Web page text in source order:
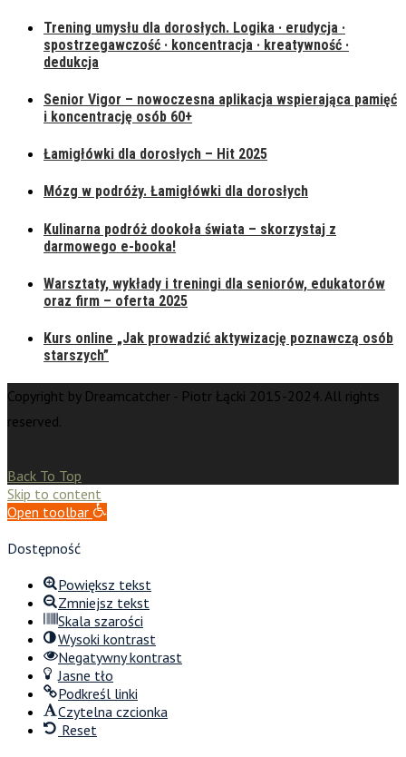
Trening umysłu dla dorosłych. Logika · erudycja ·
spostrzegawczość · koncentracja · kreatywność ·
dedukcja
Senior Vigor – nowoczesna aplikacja wspierająca pamięć
i koncentrację osób 60+
Łamigłówki dla dorosłych – Hit 2025
Mózg w podróży. Łamigłówki dla dorosłych
Kulinarna podróż dookoła świata – skorzystaj z
darmowego e-booka!
Warsztaty, wykłady i treningi dla seniorów, edukatorów
oraz firm – oferta 2025
Kurs online „Jak prowadzić aktywizację poznawczą osób
starszych”
Copyright by Dreamcatcher - Piotr Łącki 2015-2024. All rights
reserved.
Back To Top
Skip to content
Open toolbar
Dostępność
Powiększ tekst
Zmniejsz tekst
Skala szarości
Wysoki kontrast
Negatywny kontrast
Jasne tło
Podkreśl linki
Czytelna czcionka
Reset